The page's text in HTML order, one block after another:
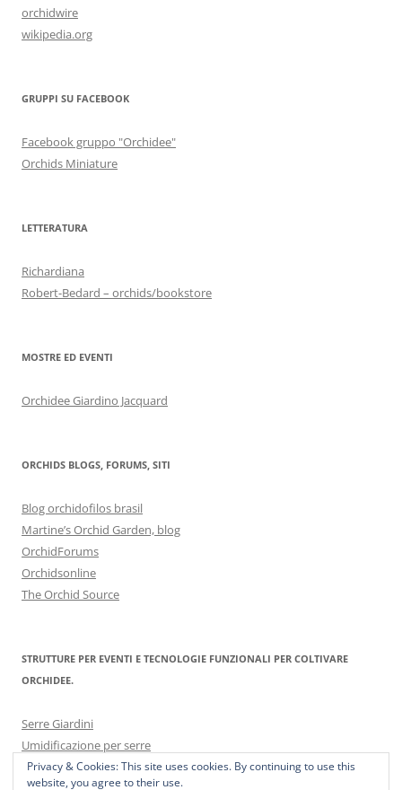
orchidwire
wikipedia.org
GRUPPI SU FACEBOOK
Facebook gruppo "Orchidee"
Orchids Miniature
LETTERATURA
Richardiana
Robert-Bedard – orchids/bookstore
MOSTRE ED EVENTI
Orchidee Giardino Jacquard
ORCHIDS BLOGS, FORUMS, SITI
Blog orchidofilos brasil
Martine’s Orchid Garden, blog
OrchidForums
Orchidsonline
The Orchid Source
STRUTTURE PER EVENTI E TECNOLOGIE FUNZIONALI PER COLTIVARE
ORCHIDEE.
Serre Giardini
Umidificazione per serre
Privacy & Cookies: This site uses cookies. By continuing to use this
website, you agree to their use.